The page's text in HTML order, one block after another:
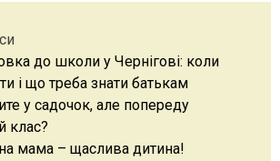
до школи у Чернігові: коли
і що треба знати батькам
у садочок, але попереду
клас?
мама – щаслива дитина!